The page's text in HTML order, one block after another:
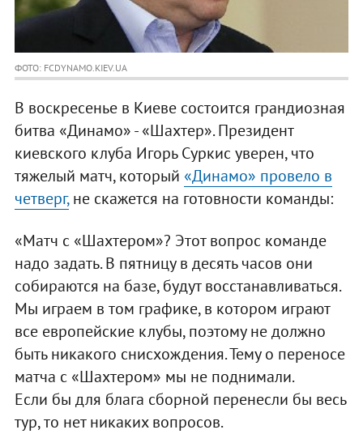
ФОТО: FCDYNAMO.KIEV.UA
В воскресенье в Киеве состоится грандиозная
битва «Динамо» - «Шахтер». Президент
киевского клуба Игорь Суркис уверен, что
тяжелый матч, который «Динамо» провело в
четверг,не скажется на готовности команды:
«Матч с «Шахтером»? Этот вопрос команде
надо задать. В пятницу в десять часов они
собираются на базе, будут восстанавливаться.
Мы играем в том графике, в котором играют
все европейские клубы, поэтому не должно
быть никакого снисхождения. Тему о переносе
матча с «Шахтером» мы не поднимали.
Если бы для блага сборной перенесли бы весь
тур, то нет никаких вопросов.